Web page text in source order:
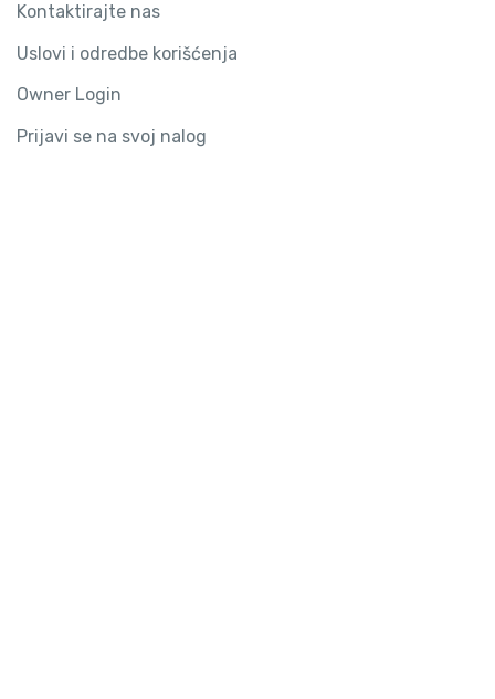
Kontaktirajte nas
Uslovi i odredbe korišćenja
Owner Login
Prijavi se na svoj nalog